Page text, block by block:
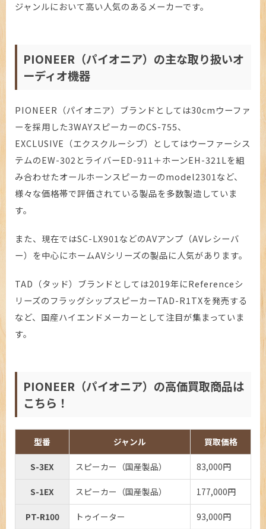
ジャンルにおいて高い人気のあるメーカーです。
PIONEER（パイオニア）の主な取り扱いオ
ーディオ機器
PIONEER（パイオニア）ブランドとしては30cmウーファ
ーを採用した3WAYスピーカーのCS-755、
EXCLUSIVE（エクスクルーシブ）としてはウーファーシス
テムのEW-302とライバーED-911＋ホーンEH-321Lを組
み合わせたオールホーンスピーカーのmodel2301など、
様々な価格帯で評価されている製品を多数製造していま
す。
また、現在ではSC-LX901などのAVアンプ（AVレシーバ
ー）を中心にホームAVシリーズの製品に人気があります。
TAD（タッド）ブランドとしては2019年にReferenceシ
リーズのフラッグシップスピーカーTAD-R1TXを発売する
など、国産ハイエンドメーカーとして注目が集まっていま
す。
PIONEER（パイオニア）の高価買取商品は
こちら！
型番 ジャンル 買取価格
S-3EX スピーカー（国産製品） 83,000円
S-1EX スピーカー（国産製品） 177,000円
PT-R100 トゥイーター 93,000円